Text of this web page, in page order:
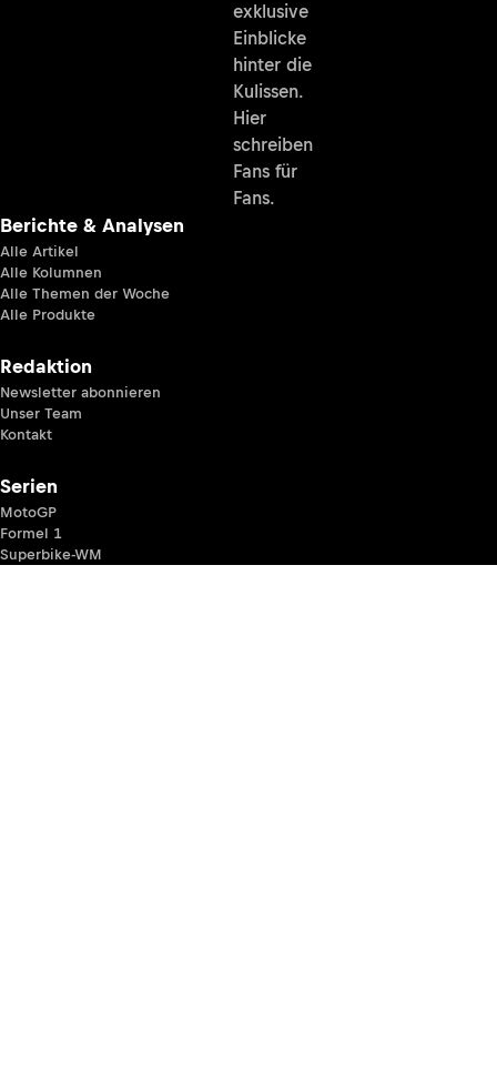
exklusive
Einblicke
hinter die
Kulissen.
Hier
schreiben
Fans für
Fans.
Berichte & Analysen
Alle Artikel
Alle Kolumnen
Alle Themen der Woche
Alle Produkte
Redaktion
Newsletter abonnieren
Unser Team
Kontakt
Serien
MotoGP
Formel 1
Superbike-WM